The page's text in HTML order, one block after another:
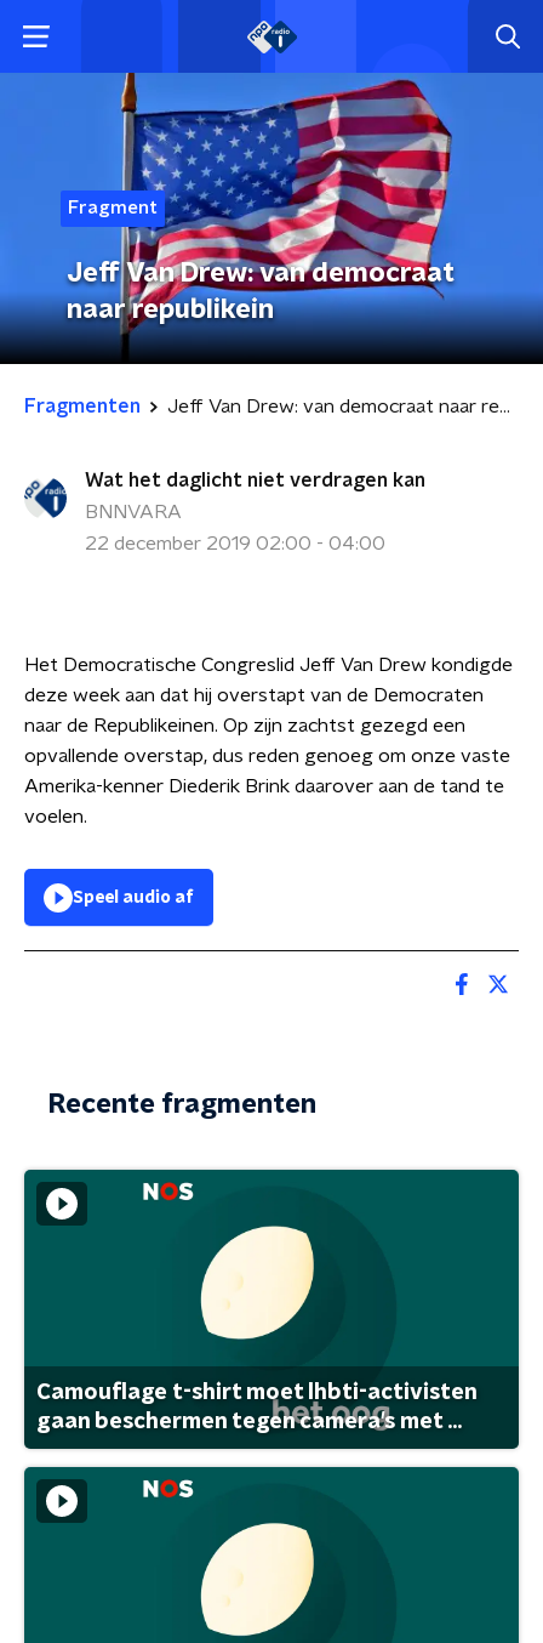
Fragment
Jeff Van Drew: van democraat
naar republikein
Fragmenten Jeff Van Drew: van democraat naar republikein
Wat het daglicht niet verdragen kan
BNNVARA
22 december 2019 02:00 - 04:00
Het Democratische Congreslid Jeff Van Drew kondigde
deze week aan dat hij overstapt van de Democraten
naar de Republikeinen. Op zijn zachtst gezegd een
opvallende overstap, dus reden genoeg om onze vaste
Amerika-kenner Diederik Brink daarover aan de tand te
voelen.
Speel audio af
Recente fragmenten
Camouflage t-shirt moet lhbti-activisten
gaan beschermen tegen camera's met ...